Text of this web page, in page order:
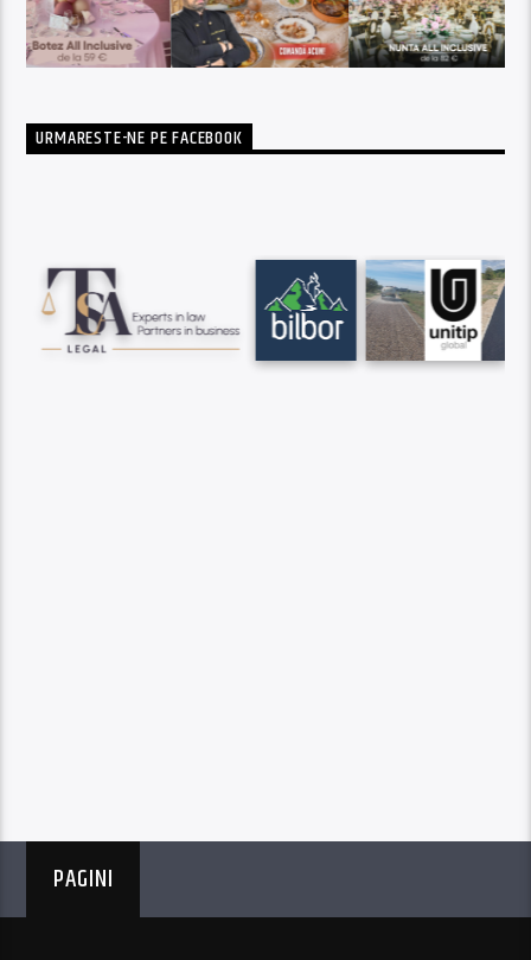
URMARESTE-NE PE FACEBOOK
PAGINI